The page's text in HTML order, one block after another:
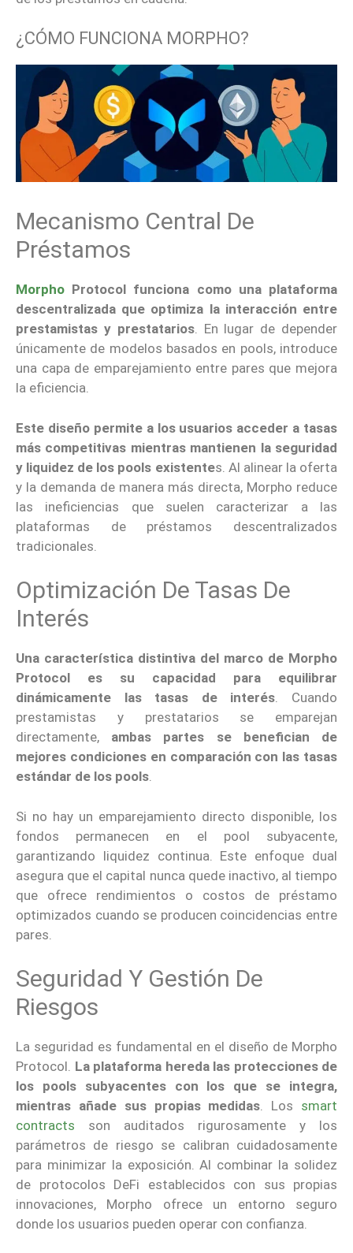
¿CÓMO FUNCIONA MORPHO?
Mecanismo Central De
Préstamos
Morpho Protocol funciona como una plataforma
descentralizada que optimiza la interacción entre
prestamistas y prestatarios. En lugar de depender
únicamente de modelos basados en pools, introduce
una capa de emparejamiento entre pares que mejora
la eficiencia.
Este diseño permite a los usuarios acceder a tasas
más competitivas mientras mantienen la seguridad
y liquidez de los pools existentes. Al alinear la oferta
y la demanda de manera más directa, Morpho reduce
las ineficiencias que suelen caracterizar a las
plataformas de préstamos descentralizados
tradicionales.
Optimización De Tasas De
Interés
Una característica distintiva del marco de Morpho
Protocol es su capacidad para equilibrar
dinámicamente las tasas de interés. Cuando
prestamistas y prestatarios se emparejan
directamente, ambas partes se benefician de
mejores condiciones en comparación con las tasas
estándar de los pools.
Si no hay un emparejamiento directo disponible, los
fondos permanecen en el pool subyacente,
garantizando liquidez continua. Este enfoque dual
asegura que el capital nunca quede inactivo, al tiempo
que ofrece rendimientos o costos de préstamo
optimizados cuando se producen coincidencias entre
pares.
Seguridad Y Gestión De
Riesgos
La seguridad es fundamental en el diseño de Morpho
Protocol. La plataforma hereda las protecciones de
los pools subyacentes con los que se integra,
mientras añade sus propias medidas. Los smart
contracts son auditados rigurosamente y los
parámetros de riesgo se calibran cuidadosamente
para minimizar la exposición. Al combinar la solidez
de protocolos DeFi establecidos con sus propias
innovaciones, Morpho ofrece un entorno seguro
donde los usuarios pueden operar con confianza.